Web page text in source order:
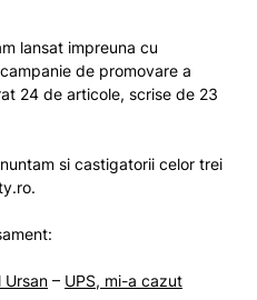
lansat impreuna cu
de promovare a
24 de articole, scrise de 23
si castigatorii celor trei
Ursan – UPS, mi-a cazut